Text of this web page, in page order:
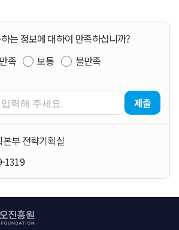
는 정보에 대하여 만족하십니까?
만족 보통
불만족
제출
부 전략기획실
1319